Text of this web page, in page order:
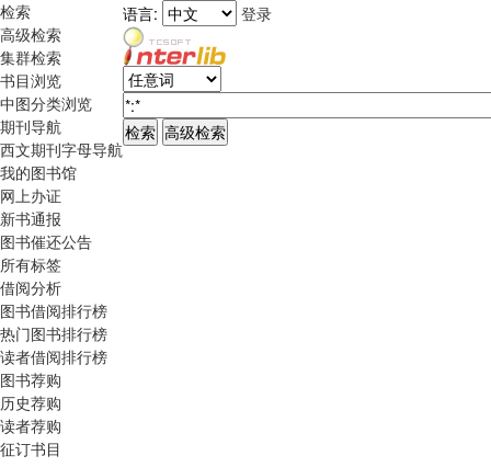
检索
高级检索
集群检索
书目浏览
中图分类浏览
期刊导航
西文期刊字母导航
我的图书馆
网上办证
新书通报
图书催还公告
所有标签
借阅分析
图书借阅排行榜
热门图书排行榜
读者借阅排行榜
图书荐购
历史荐购
读者荐购
征订书目
语言: 登录